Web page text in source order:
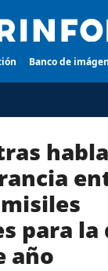
Banco de
para la
año